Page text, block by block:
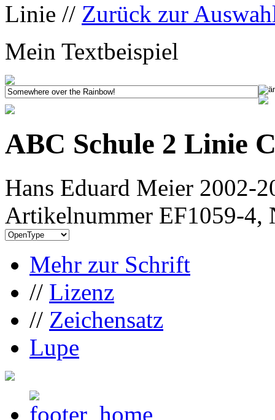
Linie // Zurück zur
Mein Textbeispiel
ABC Schule 2 Linie
Hans Eduard Meier 2002-
Artikelnummer EF1059-4,
Mehr zur Schrift
// Lizenz
// Zeichensatz
Lupe